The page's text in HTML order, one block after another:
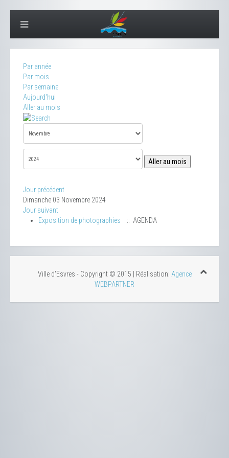
Par année
Par mois
Par semaine
Aujourd'hui
Aller au mois
Aller au mois
Jour précédent
Dimanche 03 Novembre 2024
Jour suivant
Exposition de photographies
:: AGENDA
Ville d'Esvres - Copyright © 2015 | Réalisation: Agence
WEBPARTNER